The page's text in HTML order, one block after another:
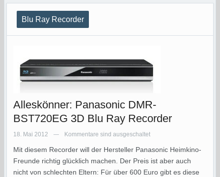
Blu Ray Recorder
Alleskönner: Panasonic DMR-
BST720EG 3D Blu Ray Recorder
18. Mai 2012 — Kommentare sind ausgeschaltet
Mit diesem Recorder will der Hersteller Panasonic Heimkino-
Freunde richtig glücklich machen. Der Preis ist aber auch
nicht von schlechten Eltern: Für über 600 Euro gibt es diese